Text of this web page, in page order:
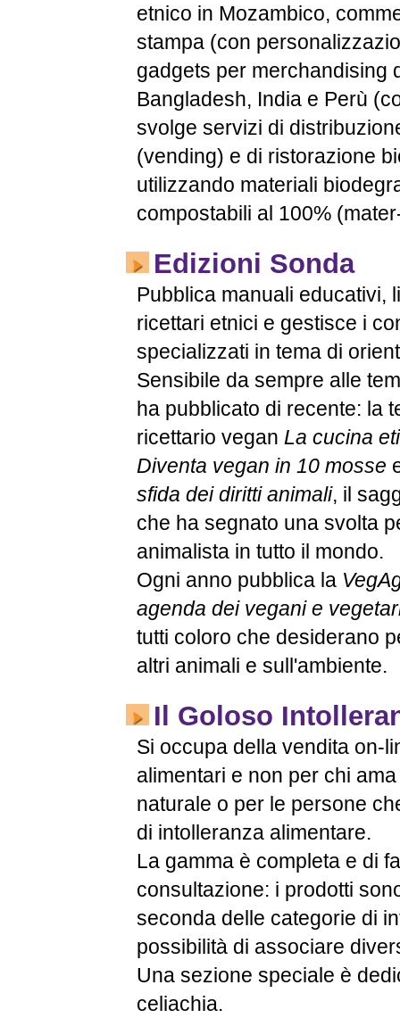
etnico in Mozambico,
stampa (con
gadgets per merchandising
Bangladesh, India e Perù
svolge servizi di
(vending) e di ristorazione
utilizzando materiali
compostabili al 100%
Edizioni Sonda
Pubblica manuali educativi,
ricettari etnici e gestisce i
specializzati in tema di
Sensibile da sempre alle
ha pubblicato di recente: la
ricettario vegan La cucina
Diventa vegan in 10 mosse
sfida dei diritti animali, il
che ha segnato una svolta
animalista in tutto il mondo.
Ogni anno pubblica la
agenda dei vegani e
tutti coloro che desiderano
altri animali e sull'ambiente.
Il Goloso
Si occupa della vendita on-
alimentari e non per chi
naturale o per le persone
di intolleranza alimentare.
La gamma è completa e di
consultazione: i prodotti
seconda delle categorie di
possibilità di associare
Una sezione speciale è
celiachia.